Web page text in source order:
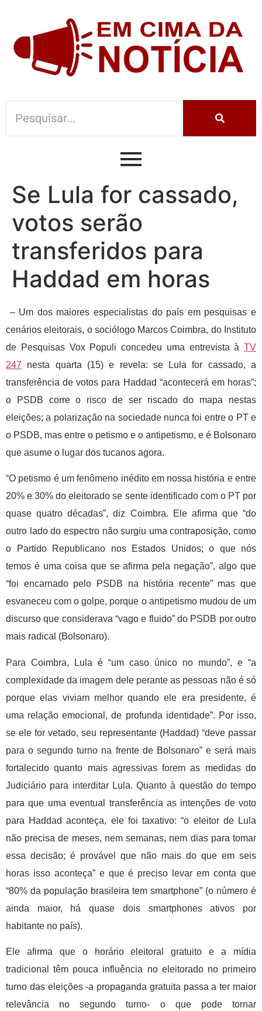
Se Lula for cassado,
votos serão
transferidos para
Haddad em horas
– Um dos maiores especialistas do país em pesquisas e
cenários eleitorais, o sociólogo Marcos Coimbra, do Instituto
de Pesquisas Vox Populi concedeu uma entrevista à TV
247 nesta quarta (15) e revela: se Lula for cassado, a
transferência de votos para Haddad “acontecerá em horas”;
o PSDB corre o risco de ser riscado do mapa nestas
eleições; a polarização na sociedade nunca foi entre o PT e
o PSDB, mas entre o petismo e o antipetismo, e é Bolsonaro
que asume o lugar dos tucanos agora.
“O petismo é um fenômeno inédito em nossa história e entre
20% e 30% do eleitorado se sente identificado com o PT por
quase quatro décadas”, diz Coimbra. Ele afirma que “do
outro lado do espectro não surgiu uma contraposição, como
o Partido Republicano nos Estados Unidos; o que nós
temos é uma coisa que se afirma pela negação”, algo que
“foi encarnado pelo PSDB na história recente” mas que
esvaneceu com o golpe, porque o antipetismo mudou de um
discurso que considerava “vago e fluido” do PSDB por outro
mais radical (Bolsonaro).
Para Coimbra, Lula é “um caso único no mundo”, e “a
complexidade da imagem dele perante as pessoas não é só
porque elas viviam melhor quando ele era presidente, é
uma relação emocional, de profunda identidade”. Por isso,
se ele for vetado, seu representante (Haddad) “deve passar
para o segundo turno na frente de Bolsonaro” e será mais
fortalecido quanto mais agressivas forem as medidas do
Judiciário para interditar Lula. Quanto à questão do tempo
para que uma eventual transferência as intenções de voto
para Haddad aconteça, ele foi taxativo: “o eleitor de Lula
não precisa de meses, nem semanas, nem dias para tomar
essa decisão; é provável que não mais do que em seis
horas isso aconteça” e que é preciso levar em conta que
“80% da população brasileira tem smartphone” (o número é
ainda maior, há quase dois smartphones ativos por
habitante no país).
Ele afirma que o horário eleitoral gratuito e a mídia
tradicional têm pouca influência no eleitorado no primeiro
turno das eleições -a propaganda gratuita passa a ter maior
relevância no segundo turno- o que pode tornar